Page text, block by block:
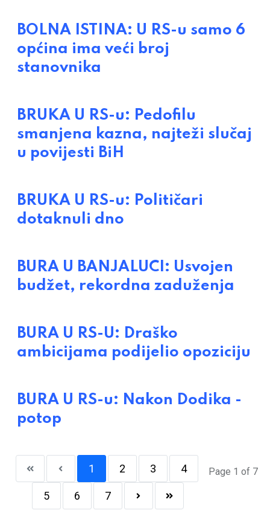
BOLNA ISTINA: U RS-u samo 6
općina ima veći broj
stanovnika
BRUKA U RS-u: Pedofilu
smanjena kazna, najteži slučaj
u povijesti BiH
BRUKA U RS-u: Političari
dotaknuli dno
BURA U BANJALUCI: Usvojen
budžet, rekordna zaduženja
BURA U RS-U: Draško
ambicijama podijelio opoziciju
BURA U RS-u: Nakon Dodika -
potop
Page 1 of 7
1 2 3 4
5 6 7